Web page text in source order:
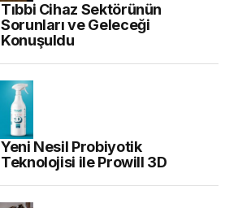
Tıbbi Cihaz Sektörünün
Sorunları ve Geleceği
Konuşuldu
Yeni Nesil Probiyotik
Teknolojisi ile Prowill 3D